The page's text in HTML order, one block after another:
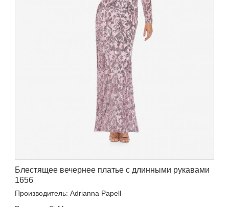
Блестящее вечернее платье с длинными рукавами
1656
Производитель: Adrianna Papell